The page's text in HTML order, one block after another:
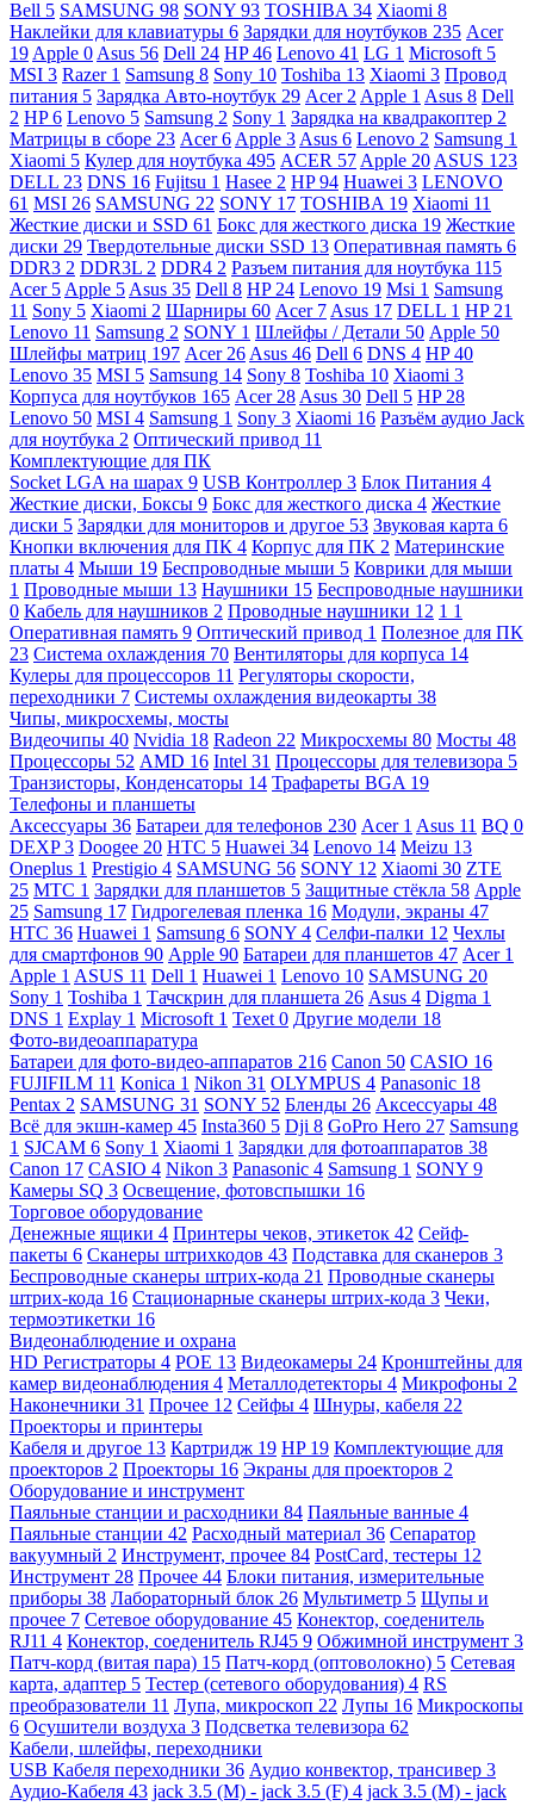
Bell 5 SAMSUNG 98 SONY 93 TOSHIBA 34 Xiaomi 8
Наклейки для клавиатуры 6 Зарядки для ноутбуков 235 Acer
19 Apple 0 Asus 56 Dell 24 HP46 Lenovo 41 LG 1 Microsoft 5
MSI 3 Razer 1 Samsung 8 Sony 10 Toshiba 13 Xiaomi 3 Провод
питания 5 Зарядка Авто-ноутбук 29 Acer 2 Apple 1 Asus 8 Dell
2 HP6 Lenovo 5 Samsung 2 Sony 1 Зарядка на квадракоптер 2
Матрицы в сборе 23 Acer6 Apple 3 Asus 6 Lenovo 2 Samsung 1
Xiaomi 5 Кулер для ноутбука 495 ACER 57 Apple 20 ASUS 123
DELL 23 DNS 16 Fujitsu 1 Hasee 2 HP94 Huawei 3 LENOVO
61 MSI 26 SAMSUNG 22 SONY 17 TOSHIBA 19 Xiaomi 11
Жесткие диски и SSD 61 Бокс для жесткого диска 19 Жесткие
диски 29 Твердотельные диски SSD 13 Оперативная память 6
DDR3 2 DDR3L 2 DDR4 2 Разъем питания для ноутбука 115
Acer 5 Apple 5 Asus 35 Dell 8 HP 24 Lenovo 19 Msi 1 Samsung
11 Sony 5 Xiaomi 2 Шарниры 60 Acer 7 Asus 17 DELL 1 HP 21
Lenovo 11 Samsung 2 SONY 1 Шлейфы / Детали 50 Apple 50
Шлейфы матриц 197 Acer 26 Asus 46 Dell 6 DNS 4 HP40
Lenovo 35 MSI 5 Samsung 14 Sony 8 Toshiba 10 Xiaomi 3
Корпуса для ноутбуков 165 Acer 28 Asus 30 Dell 5 HP 28
Lenovo 50 MSI 4 Samsung 1 Sony 3 Xiaomi 16 Разъём аудио Jack
для ноутбука 2 Оптический привод 11
Комплектующие для ПК
Socket LGA на шарах 9 USB Контроллер 3 Блок Питания 4
Жесткие диски, Боксы 9 Бокс для жесткого диска 4 Жесткие
диски 5 Зарядки для мониторов и другое 53 Звуковая карта 6
Кнопки включения для ПК 4 Корпус для ПК 2 Материнские
платы 4 Мыши 19 Беспроводные мыши 5 Коврики для мыши
1 Проводные мыши 13 Наушники 15 Беспроводные наушники
0 Кабель для наушников 2 Проводные наушники 12 1 1
Оперативная память 9 Оптический привод 1 Полезное для ПК
23 Система охлаждения 70 Вентиляторы для корпуса 14
Кулеры для процессоров 11 Регуляторы скорости,
переходники 7 Системы охлаждения видеокарты 38
Чипы, микросхемы, мосты
Видеочипы 40 Nvidia 18 Radeon 22 Микросхемы 80 Мосты 48
Процессоры 52 AMD 16 Intel 31 Процессоры для телевизора 5
Транзисторы, Конденсаторы 14 Трафареты BGA 19
Телефоны и планшеты
Аксессуары 36 Батареи для телефонов 230 Acer 1 Asus 11 BQ 0
DEXP3 Doogee 20 HTC 5 Huawei 34 Lenovo 14 Meizu 13
Oneplus 1 Prestigio 4 SAMSUNG 56 SONY 12 Xiaomi 30 ZTE
25 МТС 1 Зарядки для планшетов 5 Защитные стёкла 58 Apple
25 Samsung 17 Гидрогелевая пленка 16 Модули, экраны 47
HTC 36 Huawei 1 Samsung 6 SONY 4 Селфи-палки 12 Чехлы
для смартфонов 90 Apple 90 Батареи для планшетов 47 Acer 1
Apple 1 ASUS 11 Dell 1 Huawei 1 Lenovo 10 SAMSUNG 20
Sony 1 Toshiba 1 Тачскрин для планшета 26 Asus 4 Digma 1
DNS 1 Explay 1 Microsoft 1 Texet 0 Другие модели 18
Фото-видеоаппаратура
Батареи для фото-видео-аппаратов 216 Canon 50 CASIO 16
FUJIFILM 11 Konica 1 Nikon 31 OLYMPUS 4 Panasonic 18
Pentax 2 SAMSUNG 31 SONY 52 Бленды 26 Аксессуары 48
Всё для экшн-камер 45 Insta360 5 Dji 8 GoPro Hero 27 Samsung
1 SJCAM 6 Sony 1 Xiaomi 1 Зарядки для фотоаппаратов 38
Canon 17 CASIO 4 Nikon 3 Panasonic 4 Samsung 1 SONY 9
Камеры SQ 3 Освещение, фотовспышки 16
Торговое оборудование
Денежные ящики 4 Принтеры чеков, этикеток 42 Сейф-
пакеты 6 Сканеры штрихкодов 43 Подставка для сканеров 3
Беспроводные сканеры штрих-кода 21 Проводные сканеры
штрих-кода 16 Стационарные сканеры штрих-кода 3 Чеки,
термоэтикетки 16
Видеонаблюдение и охрана
HD Регистраторы 4 POE 13 Видеокамеры 24 Кронштейны для
камер видеонаблюдения 4 Металлодетекторы 4 Микрофоны 2
Наконечники 31 Прочее 12 Сейфы 4 Шнуры, кабеля 22
Проекторы и принтеры
Кабеля и другое 13 Картридж 19 HP 19 Комплектующие для
проекторов 2 Проекторы 16 Экраны для проекторов 2
Оборудование и инструмент
Паяльные станции и расходники 84 Паяльные ванные 4
Паяльные станции 42 Расходный материал 36 Сепаратор
вакуумный 2 Инструмент, прочее 84 PostCard, тестеры 12
Инструмент 28 Прочее 44 Блоки питания, измерительные
приборы 38 Лабораторный блок 26 Мультиметр 5 Щупы и
прочее 7 Сетевое оборудование 45 Конектор, соеденитель
RJ11 4 Конектор, соеденитель RJ45 9 Обжимной инструмент 3
Патч-корд (витая пара) 15 Патч-корд (оптоволокно) 5 Сетевая
карта, адаптер 5 Тестер (сетевого оборудования) 4 RS
преобразователи 11 Лупа, микроскоп 22 Лупы 16 Микроскопы
6 Осушители воздуха 3 Подсветка телевизора 62
Кабели, шлейфы, переходники
USB Кабеля переходники 36 Аудио конвектор, трансивер 3
Аудио-Кабеля 43 jack 3.5 (M) - jack 3.5 (F) 4 jack 3.5 (M) - jack